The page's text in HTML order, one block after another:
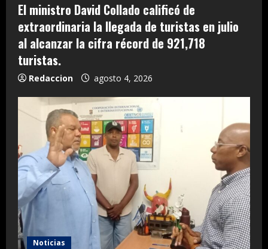
El ministro David Collado calificó de
extraordinaria la llegada de turistas en julio
al alcanzar la cifra récord de 921,718
turistas.
Redaccion agosto 4, 2026
Noticias